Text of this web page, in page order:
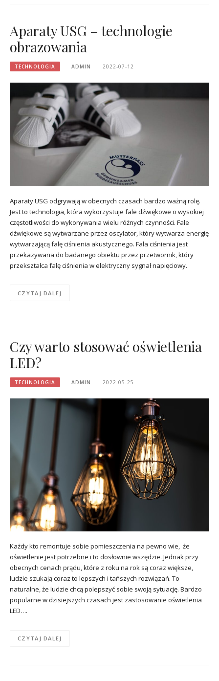
Aparaty USG – technologie
obrazowania
TECHNOLOGIA ADMIN 2022-07-12
Aparaty USG odgrywają w obecnych czasach bardzo ważną rolę.
Jest to technologia, która wykorzystuje fale dźwiękowe o wysokiej
częstotliwości do wykonywania wielu różnych czynności. Fale
dźwiękowe są wytwarzane przez oscylator, który wytwarza energię
wytwarzającą falę ciśnienia akustycznego. Fala ciśnienia jest
przekazywana do badanego obiektu przez przetwornik, który
przekształca falę ciśnienia w elektryczny sygnał napięciowy.
CZYTAJ DALEJ
Czy warto stosować oświetlenia
LED?
TECHNOLOGIA ADMIN 2022-05-25
Każdy kto remontuje sobie pomieszczenia na pewno wie, że
oświetlenie jest potrzebne i to dosłownie wszędzie. Jednak przy
obecnych cenach prądu, które z roku na rok są coraz większe,
ludzie szukają coraz to lepszych i tańszych rozwiązań. To
naturalne, że ludzie chcą polepszyć sobie swoją sytuację. Bardzo
popularne w dzisiejszych czasach jest zastosowanie oświetlenia
LED….
CZYTAJ DALEJ